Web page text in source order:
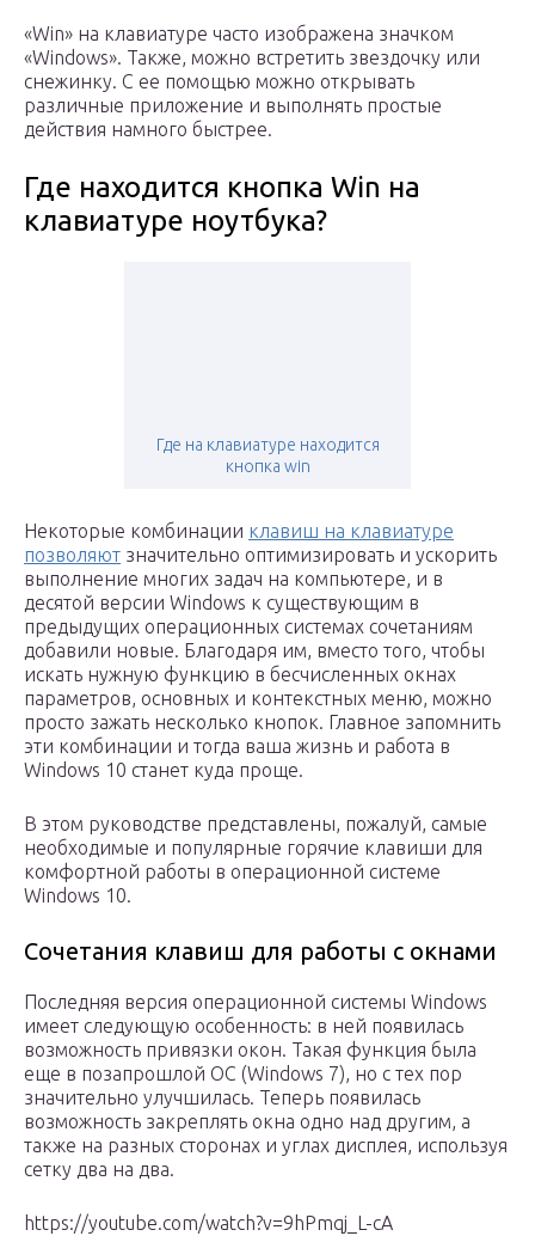
«Win» на клавиатуре часто изображена значком
«Windows». Также, можно встретить звездочку или
снежинку. С ее помощью можно открывать
различные приложение и выполнять простые
действия намного быстрее.
Где находится кнопка Win на
клавиатуре ноутбука?
Где на клавиатуре находится
кнопка win
Некоторые комбинации клавиш на клавиатуре
позволяют значительно оптимизировать и ускорить
выполнение многих задач на компьютере, и в
десятой версии Windows к существующим в
предыдущих операционных системах сочетаниям
добавили новые. Благодаря им, вместо того, чтобы
искать нужную функцию в бесчисленных окнах
параметров, основных и контекстных меню, можно
просто зажать несколько кнопок. Главное запомнить
эти комбинации и тогда ваша жизнь и работа в
Windows 10 станет куда проще.
В этом руководстве представлены, пожалуй, самые
необходимые и популярные горячие клавиши для
комфортной работы в операционной системе
Windows 10.
Сочетания клавиш для работы с окнами
Последняя версия операционной системы Windows
имеет следующую особенность: в ней появилась
возможность привязки окон. Такая функция была
еще в позапрошлой ОС (Windows 7), но с тех пор
значительно улучшилась. Теперь появилась
возможность закреплять окна одно над другим, а
также на разных сторонах и углах дисплея, используя
сетку два на два.
https://youtube.com/watch?v=9hPmqj_L-cA